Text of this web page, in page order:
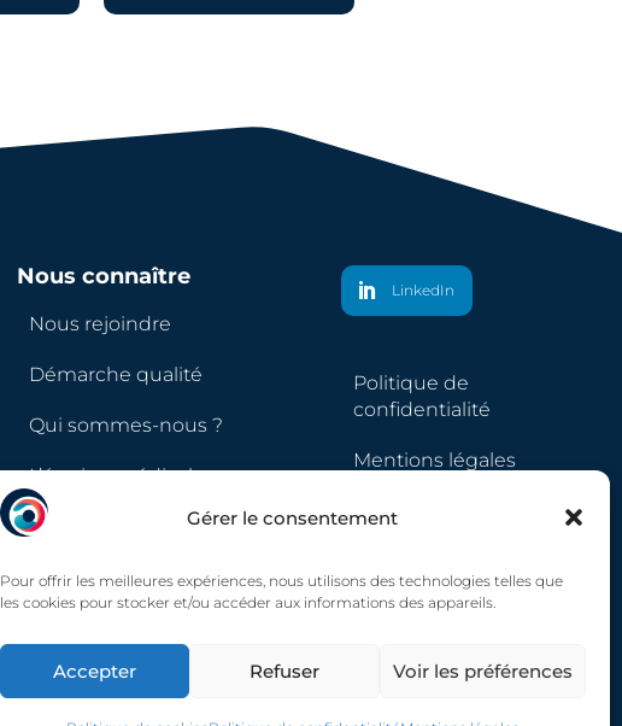
Gérer le consentement
Pour offrir les meilleures expériences, nous utilisons des technologies telles que
les cookies pour stocker et/ou accéder aux informations des appareils.
Accepter Refuser Voir les préférences
Nous connaître
Nous rejoindre
Démarche qualité
Qui sommes-nous ?
L’équipe médicale
LinkedIn
Politique de
confidentialité
Mentions légales
Politique de cookies